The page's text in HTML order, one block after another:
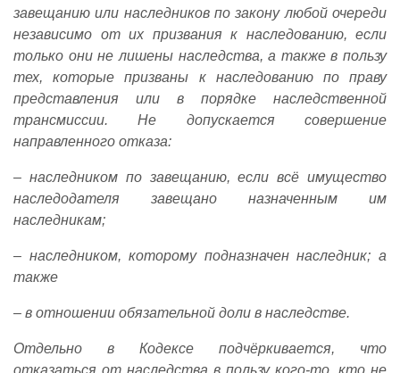
завещанию или наследников по закону любой очереди
независимо от их призвания к наследованию, если
только они не лишены наследства, а также в пользу
тех, которые призваны к наследованию по праву
представления или в порядке наследственной
трансмиссии. Не допускается совершение
направленного отказа:
– наследником по завещанию, если всё имущество
наследодателя завещано назначенным им
наследникам;
– наследником, которому подназначен наследник; а
также
– в отношении обязательной доли в наследстве.
Отдельно в Кодексе подчёркивается, что
отказаться от наследства в пользу кого-то, кто не